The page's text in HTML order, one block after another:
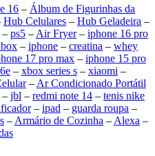
16 – Álbum de Figurinhas da
Hub Celulares – Hub Geladeira –
– ps5 – Air Fryer– iphone 16 pro
– iphone – creatina – whey
17 pro max – iphone 15 pro
– xbox series s – xiaomi –
– Ar Condicionado Portátil
– jbl – redmi note 14 – tenis nike
– ipad – guarda roupa –
– Armário de Cozinha – Alexa –